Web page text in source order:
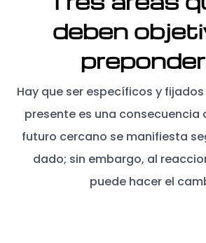
deben
Hay que ser específicos y fijados
presente es una consecuencia
futuro cercano se manifiesta
dado; sin embargo, al
puede hacer el